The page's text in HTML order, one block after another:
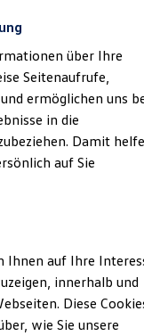
ist die Gohm + Graf
)
über Ihre
Seitenaufrufe,
ermöglichen uns
in die
Damit
auf Sie
Ihnen auf Ihre
innerhalb und
Diese
wie Sie unsere